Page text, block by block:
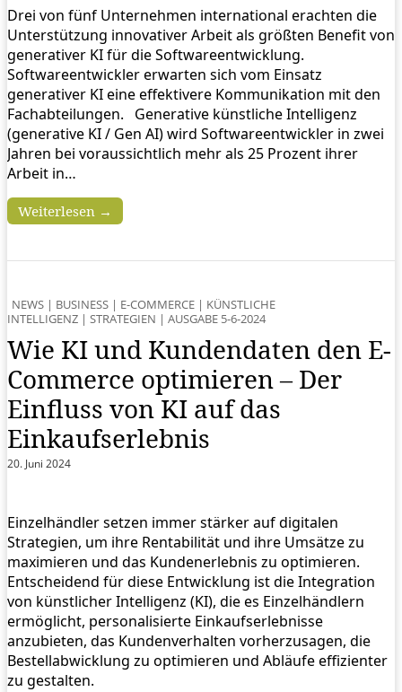
Drei von fünf Unternehmen international erachten die
Unterstützung innovativer Arbeit als größten Benefit von
generativer KI für die Softwareentwicklung.
Softwareentwickler erwarten sich vom Einsatz
generativer KI eine effektivere Kommunikation mit den
Fachabteilungen. Generative künstliche Intelligenz
(generative KI / Gen AI) wird Softwareentwickler in zwei
Jahren bei voraussichtlich mehr als 25 Prozent ihrer
Arbeit in…
Weiterlesen →
NEWS | BUSINESS | E-COMMERCE | KÜNSTLICHE
INTELLIGENZ | STRATEGIEN | AUSGABE 5-6-2024
Wie KI und Kundendaten den E-
Commerce optimieren – Der
Einfluss von KI auf das
Einkaufserlebnis
20. Juni 2024
Einzelhändler setzen immer stärker auf digitalen
Strategien, um ihre Rentabilität und ihre Umsätze zu
maximieren und das Kundenerlebnis zu optimieren.
Entscheidend für diese Entwicklung ist die Integration
von künstlicher Intelligenz (KI), die es Einzelhändlern
ermöglicht, personalisierte Einkaufserlebnisse
anzubieten, das Kundenverhalten vorherzusagen, die
Bestellabwicklung zu optimieren und Abläufe ­effizienter
zu gestalten.